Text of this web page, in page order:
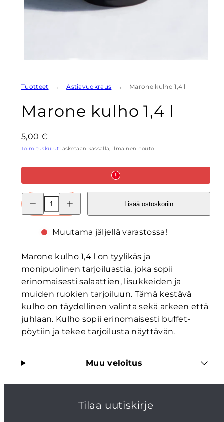
Tuotteet Astiavuokraus Marone kulho 1,4 l
Marone kulho 1,4 l
Hinta
5,00 €
Toimituskulut lasketaan kassalla, ilmainen nouto.
Pienennä
Marone
kulho
määrää
Marone
kulho
määrää
Lisää ostoskoriin
Muutama jäljellä varastossa!
Marone kulho 1,4 l on tyylikäs ja
monipuolinen tarjoiluastia, joka sopii
erinomaisesti salaattien, lisukkeiden ja
muiden ruokien tarjoiluun. Tämä kestävä
kulho on täydellinen valinta sekä arkeen että
juhlaan. Kulho sopii erinomaisesti buffet-
pöytiin ja tekee tarjoilusta näyttävän.
Muu veloitus
Tilaa uutiskirje